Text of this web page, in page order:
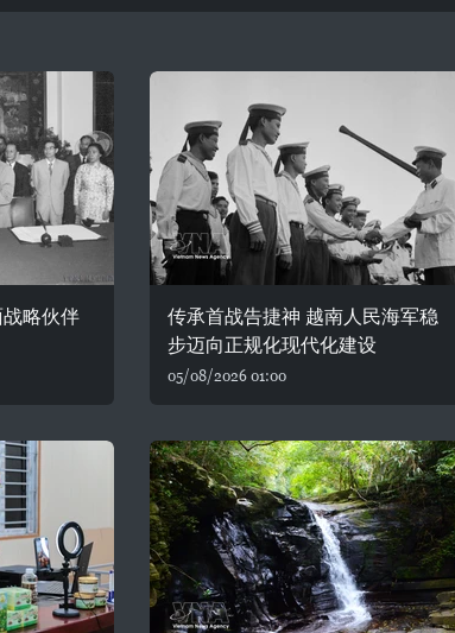
略伙伴
传承首战告捷神 越南人民海军稳
步迈向正规化现代化建设
05/08/2026 01:00